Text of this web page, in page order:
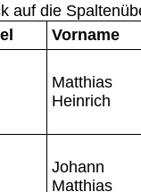
auf die
Vorname
Matthias
Heinrich
Johann
Matthias